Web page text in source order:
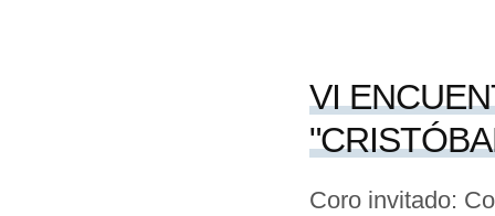
VI
Coro invitado: